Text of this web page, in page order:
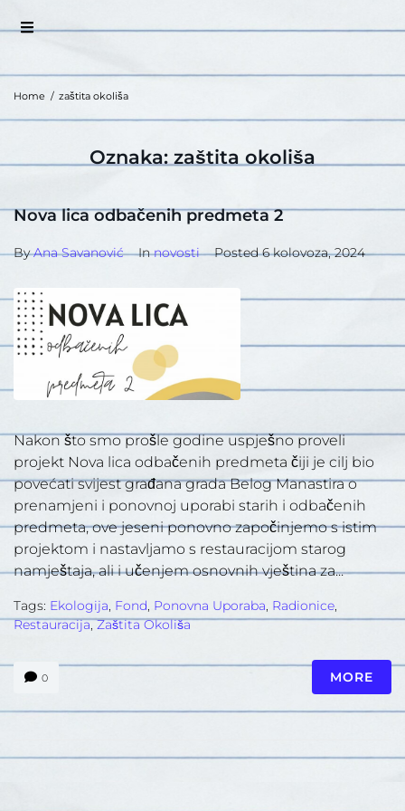
Home / zaštita okoliša
Oznaka: zaštita okoliša
Nova lica odbačenih predmeta 2
ByAna Savanović Innovosti Posted6 kolovoza, 2024
Nakon što smo prošle godine uspješno proveli
projekt Nova lica odbačenih predmeta čiji je cilj bio
povećati svijest građana grada Belog Manastira o
prenamjeni i ponovnoj uporabi starih i odbačenih
predmeta, ove jeseni ponovno započinjemo s istim
projektom i nastavljamo s restauracijom starog
namještaja, ali i učenjem osnovnih vještina za...
Tags: Ekologija, Fond, Ponovna Uporaba, Radionice,
Restauracija,Zaštita Okoliša
0 MORE